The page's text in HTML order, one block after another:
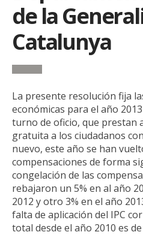
de la
Catalunya
La presente resolución fija
económicas para el año
turno de oficio, que prestan
gratuita a los ciudadanos
nuevo, este año se han
compensaciones de forma
congelación de las
rebajaron un 5% en al año
2012 y otro 3% en el año
falta de aplicación del IPC
total desde el año 2010 es